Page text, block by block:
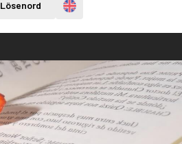
Lösenord Engelska